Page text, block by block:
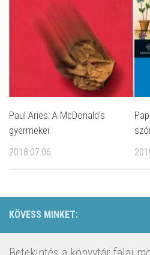
Paul Aries: A McDonald’s
gyermekei
2018.07.06.
KÖVESS MINKET: